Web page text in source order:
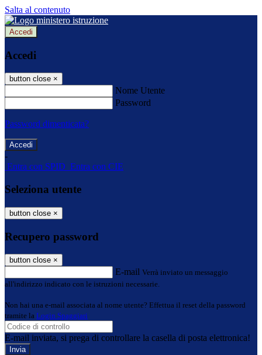
Salta al contenuto
Accedi
Accedi
button close ×
Nome Utente
Password
Password dimenticata?
-
Entra con SPID Entra con CIE
Seleziona utente
button close ×
Recupero password
button close ×
E-mail Verrà inviato un messaggio
all'indirizzo indicato con le istruzioni necessarie.
Non hai una e-mail associata al nome utente? Effettua il reset della password
tramite la Login Spaggiari
E-mail inviata, si prega di controllare la casella di posta elettronica!